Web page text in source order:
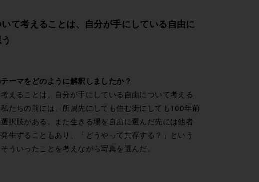
いて考えることは、自分が手にしている自由に
ーマをどのように解釈しましたか？
えることは、自分が手にしている自由について考える
たちの前には、所属先にしても住む街にしても100年前
択肢がある。また生きる場を自由に選んだ先には他者
生することもあり、「どうやって共存する？」という
ういったことを考えながら写真を選んだ。